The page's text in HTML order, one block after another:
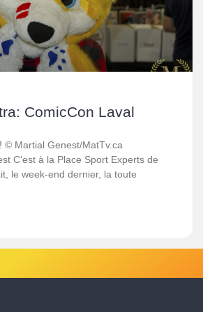
ComicCon Laval
© Martial Genest/MatTv.ca
C’est à la Place Sport Experts de
le week-end dernier, la toute